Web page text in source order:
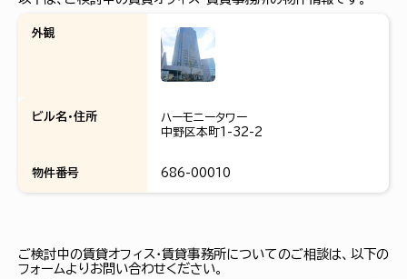
外観
ビル名・住所
ハーモニータワー
中野区本町1-32-2
物件番号 686-00010
ご検討中の賃貸オフィス・賃貸事務所についてのご相談は、以下の
フォームよりお問い合わせください。